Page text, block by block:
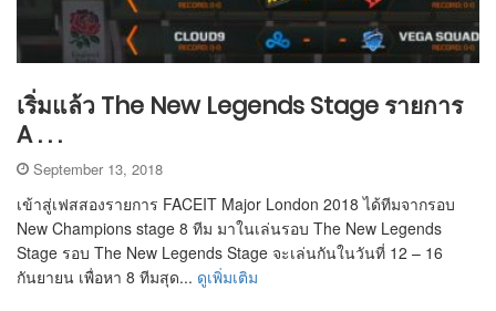
เริ่มแล้ว The New Legends Stage รายการ
A . . .
September 13, 2018
เข้าสู่เฟสสองรายการ FACEIT Major London 2018 ได้ทีมจากรอบ
New Champions stage 8 ทีม มาในเล่นรอบ The New Legends
Stage รอบ The New Legends Stage จะเล่นกันในวันที่ 12 – 16
กันยายน เพื่อหา 8 ทีมสุด... ดูเพิ่มเติม